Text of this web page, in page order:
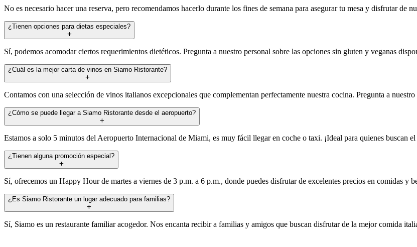
No es necesario hacer una reserva, pero recomendamos hacerlo durante los fines de semana para asegurar tu mesa y disfrutar de
¿Tienen opciones para dietas especiales?
Sí, podemos acomodar ciertos requerimientos dietéticos. Pregunta a nuestro personal sobre las opciones sin gluten y veganas
¿Cuál es la mejor carta de vinos en Siamo Ristorante?
Contamos con una selección de vinos italianos excepcionales que complementan perfectamente nuestra cocina. Pregunta a
¿Cómo se puede llegar a Siamo Ristorante desde el aeropuerto?
Estamos a solo 5 minutos del Aeropuerto Internacional de Miami, es muy fácil llegar en coche o taxi. ¡Ideal para quienes buscan
¿Tienen alguna promoción especial?
Sí, ofrecemos un Happy Hour de martes a viernes de 3 p.m. a 6 p.m., donde puedes disfrutar de excelentes precios en comidas y
¿Es Siamo Ristorante un lugar adecuado para familias?
Sí, Siamo es un restaurante familiar acogedor. Nos encanta recibir a familias y amigos que buscan disfrutar de la mejor comida